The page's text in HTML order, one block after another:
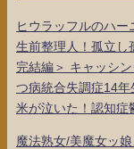
ヒウラッフルのハー
生前整理人！孤立し
完結編＞ キャッシ
つ病統合失調症14
米が泣いた！認知症
魔法熟女/美魔女ッ